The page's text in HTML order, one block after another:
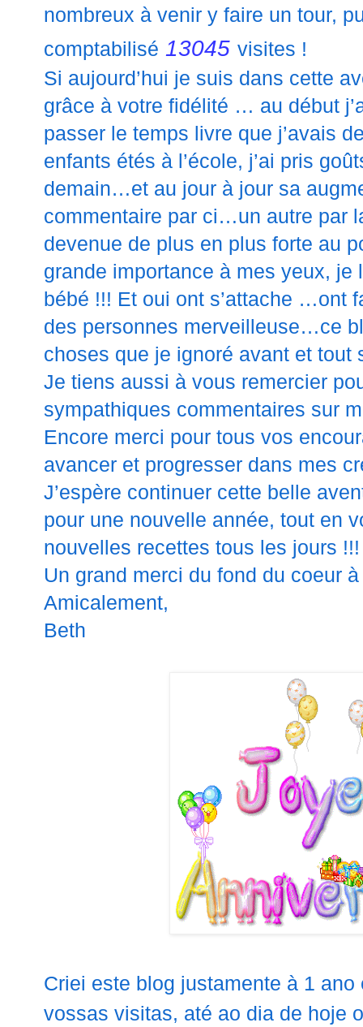
nombreux à venir y faire un tour,
comptabilisé 13045 visites !
Si aujourd’hui je suis dans cette
grâce à votre fidélité … au début
passer le temps livre que j’avais
enfants étés à l’école, j’ai pris
demain…et au jour à jour sa
commentaire par ci…un autre par
devenue de plus en plus forte au
grande importance à mes yeux, je
bébé !!! Et oui ont s’attache …ont
des personnes merveilleuse…ce
choses que je ignoré avant et tout
Je tiens aussi à vous remercier
sympathiques commentaires sur
Encore merci pour tous vos
avancer et progresser dans mes
J’espère continuer cette belle
pour une nouvelle année, tout en
nouvelles recettes tous les jours !!!
Un grand merci du fond du coeur
Amicalement,
Beth
Criei este blog justamente à 1
vossas visitas, até ao dia de hoje